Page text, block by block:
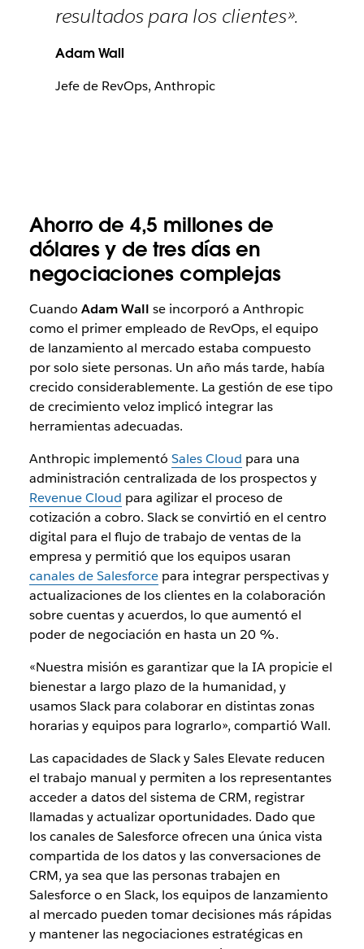
resultados para los clientes».
Adam Wall
Jefe de RevOps, Anthropic
Ahorro de 4,5 millones de
dólares y de tres días en
negociaciones complejas
Cuando Adam Wall se incorporó a Anthropic
como el primer empleado de RevOps, el equipo
de lanzamiento al mercado estaba compuesto
por solo siete personas. Un año más tarde, había
crecido considerablemente. La gestión de ese tipo
de crecimiento veloz implicó integrar las
herramientas adecuadas.
Anthropic implementó Sales Cloud para una
administración centralizada de los prospectos y
Revenue Cloud para agilizar el proceso de
cotización a cobro. Slack se convirtió en el centro
digital para el flujo de trabajo de ventas de la
empresa y permitió que los equipos usaran
canales de Salesforcepara integrar perspectivas y
actualizaciones de los clientes en la colaboración
sobre cuentas y acuerdos, lo que aumentó el
poder de negociación en hasta un 20 %.
«Nuestra misión es garantizar que la IA propicie el
bienestar a largo plazo de la humanidad, y
usamos Slack para colaborar en distintas zonas
horarias y equipos para lograrlo», compartió Wall.
Las capacidades de Slack y Sales Elevate reducen
el trabajo manual y permiten a los representantes
acceder a datos del sistema de CRM, registrar
llamadas y actualizar oportunidades. Dado que
los canales de Salesforce ofrecen una única vista
compartida de los datos y las conversaciones de
CRM, ya sea que las personas trabajen en
Salesforce o en Slack, los equipos de lanzamiento
al mercado pueden tomar decisiones más rápidas
y mantener las negociaciones estratégicas en